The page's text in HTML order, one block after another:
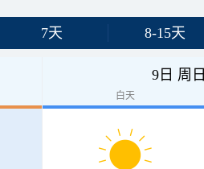
7天 8-15天
9日 周日
白天